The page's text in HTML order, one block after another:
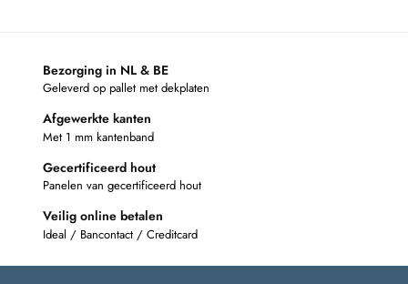
Bezorging in NL & BE
Geleverd op pallet met dekplaten
Afgewerkte kanten
Met 1 mm kantenband
Gecertificeerd hout
Panelen van gecertificeerd hout
Veilig online betalen
Ideal / Bancontact / Creditcard